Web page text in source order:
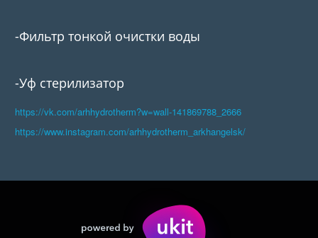
-Фильтр тонкой очистки воды
-Уф стерилизатор
https://vk.com/arhhydrotherm?w=wall-141869788_2666
https://www.instagram.com/arhhydrotherm_arkhangelsk/